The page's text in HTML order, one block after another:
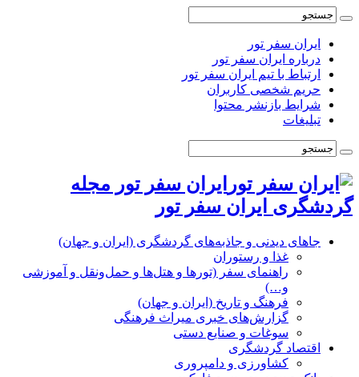
ایران سفر تور
درباره ایران سفر تور
ارتباط با تیم ایران سفر تور
حریم شخصی کاربران
شرایط بازنشر محتوا
تبلیغات
ایران سفر تور مجله
گردشگری ایران سفر تور
جاهای دیدنی و جاذبه‌های گردشگری (ایران و جهان)
غذا و رستوران
راهنمای سفر (تورها و هتل‌ها و حمل‌و‌نقل و آموزشی
و…)
فرهنگ و تاریخ (ایران و جهان)
گزارش‌های خبری میراث فرهنگی
سوغات و صنایع دستی
اقتصاد گردشگری
کشاورزی و دامپروری